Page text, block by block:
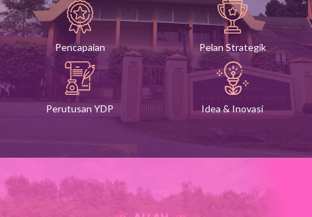
Pencapaian Pelan Strategik
Perutusan YDP Idea & Inovasi